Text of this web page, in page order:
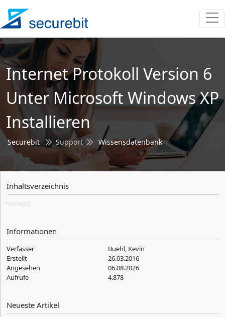
Internet Protokoll Version 6
Unter Microsoft Windows XP
Installieren
Securebit Support Wissensdatenbank
Inhaltsverzeichnis
Vorwort
Informationen
Verfasser
Buehl, Kevin
Erstellt
26.03.2016
Angesehen
06.08.2026
Aufrufe
4.878
Neueste Artikel